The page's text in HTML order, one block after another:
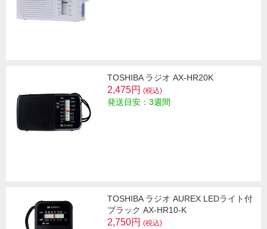
TOSHIBA ラジオ AX-HR20K
2,475円 (税込)
発送目安：3週間
TOSHIBA ラジオ AUREX LEDライト付
ブラック AX-HR10-K
2,750円 (税込)